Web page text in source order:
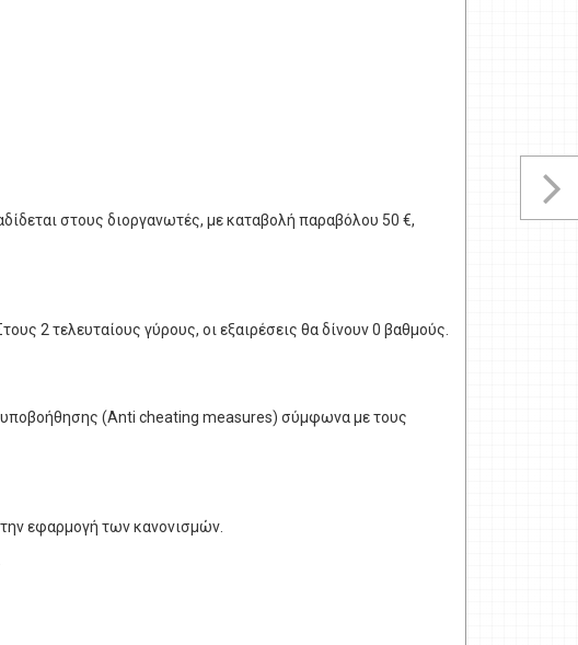
στους διοργανωτές, με καταβολή παραβόλου 50 €,
2 τελευταίους γύρους, οι εξαιρέσεις θα δίνουν 0 βαθμούς.
υποβοήθησης (Anti cheating measures) σύμφωνα με τους
εφαρμογή των κανονισμών.